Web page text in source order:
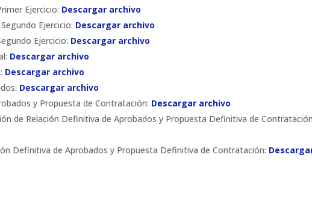
Ejercicio: Descargar archivo
Ejercicio: Descargar archivo
Ejercicio: Descargar archivo
Descargar archivo
Descargar archivo
Descargar archivo
y Propuesta de Contratación: Descargar archivo
de Relación Definitiva de Aprobados y Propuesta Definitiva de
Definitiva de Aprobados y Propuesta Definitiva de Contratación: